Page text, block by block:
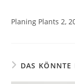
Planing Plants 2,
DAS KÖNNTE